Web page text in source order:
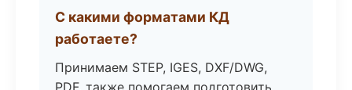
С какими форматами КД
работаете?
Принимаем STEP, IGES, DXF/DWG,
PDF, также помогаем подготовить